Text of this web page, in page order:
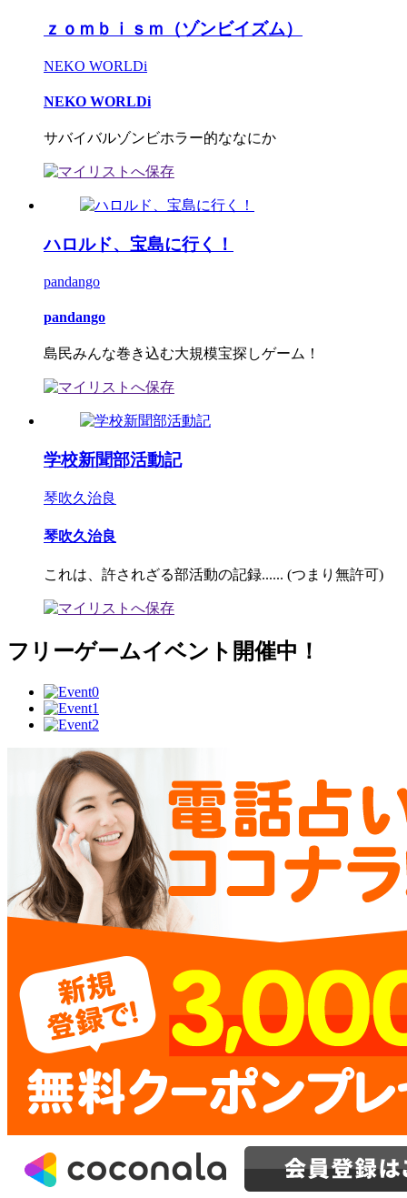
ｚｏｍｂｉｓｍ（ゾンビイズム）
NEKO WORLDi
NEKO WORLDi
サバイバルゾンビホラー的ななにか
ハロルド、宝島に行く！
pandango
pandango
島民みんな巻き込む大規模宝探しゲーム！
学校新聞部活動記
琴吹久治良
琴吹久治良
これは、許されざる部活動の記録...... (つまり無許可)
フリーゲームイベント開催中！